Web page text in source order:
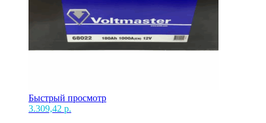
Быстрый просмотр
3.309,42 р.